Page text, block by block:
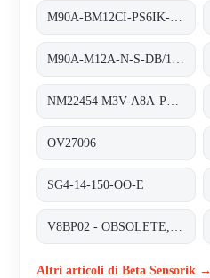
OV27096
SG4-14-150-OO-E
Altri articoli di Beta Sensorik →